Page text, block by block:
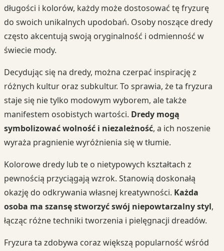
długości i kolorów, każdy może dostosować tę fryzurę
do swoich unikalnych upodobań. Osoby noszące dredy
często akcentują swoją oryginalność i odmienność w
świecie mody.
Decydując się na dredy, można czerpać inspirację z
różnych kultur oraz subkultur. To sprawia, że ta fryzura
staje się nie tylko modowym wyborem, ale także
manifestem osobistych wartości. Dredy mogą
symbolizować wolność i niezależność, a ich noszenie
wyraża pragnienie wyróżnienia się w tłumie.
Kolorowe dredy lub te o nietypowych kształtach z
pewnością przyciągają wzrok. Stanowią doskonałą
okazję do odkrywania własnej kreatywności. Każda
osoba ma szansę stworzyć swój niepowtarzalny styl,
łącząc różne techniki tworzenia i pielęgnacji dreadów.
Fryzura ta zdobywa coraz większą popularność wśród